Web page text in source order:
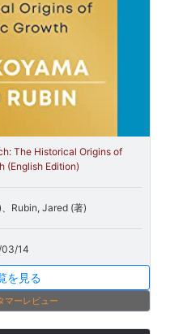
The Historical Origins of
(English Edition)
Rubin, Jared (著)
14
を見る
マーレビュー